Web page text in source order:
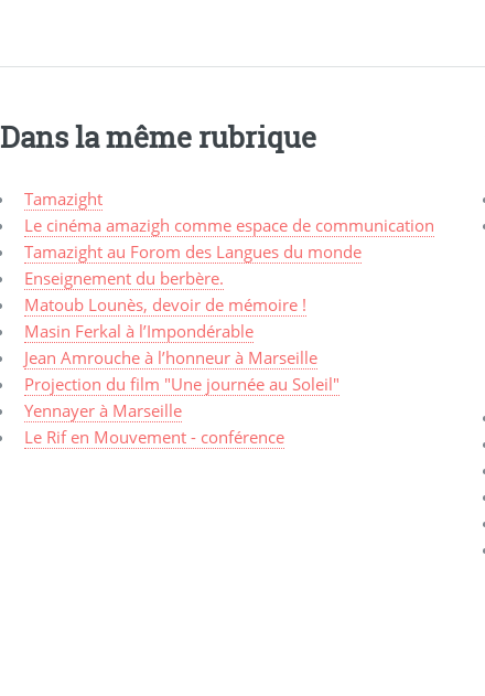
Dans la même rubrique
Tamazight
Le cinéma amazigh comme espace de communication
Tamazight au Forom des Langues du monde
Enseignement du berbère.
Matoub Lounès, devoir de mémoire !
Masin Ferkal à l’Impondérable
Jean Amrouche à l’honneur à Marseille
Projection du film "Une journée au Soleil"
Yennayer à Marseille
Le Rif en Mouvement - conférence